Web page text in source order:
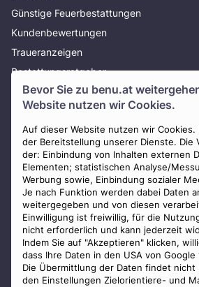
Bevor Sie zu benu.at
Website nutzen wir Cookies.
Auf dieser Website nutzen wir
der Bereitstellung unserer Dienste. Die
der: Einbindung von Inhalten externen
Elementen; statistischen Analyse/
Werbung sowie, Einbindung sozialer
Je nach Funktion werden dabei Daten
weitergegeben und von diesen
Einwilligung ist freiwillig, für die
nicht erforderlich und kann jederzeit
Indem Sie auf "Akzeptieren" klicken,
dass Ihre Daten in den USA von
Die Übermittlung der Daten findet nicht
den Einstellungen Zielorientiere- und
Günstige Feuerbestattungen
Kundenbewertungen
Traueranzeigen
Bestattungsratgeber
Über uns
Presse
AGB
Impressum
Datenschutz
Widerrufsbelehrung
Zahlungsmöglichkeiten